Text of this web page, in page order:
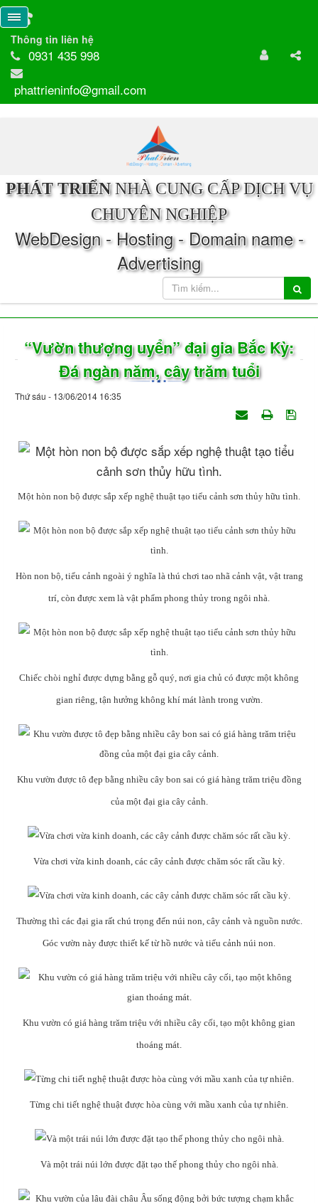
Thông tin liên hệ
0931 435 998
phattrieninfo@gmail.com
PHÁT TRIỂNNHÀ CUNG CẤP DỊCH VỤ
CHUYÊN NGHIỆP
WebDesign - Hosting - Domain name -
Advertising
“Vườn thượng uyển” đại gia Bắc Kỳ:
Đá ngàn năm, cây trăm tuổi
Thứ sáu - 13/06/2014 16:35
Một hòn non bộ được sắp xếp nghệ thuật tạo tiểu cảnh sơn thủy hữu tình.
Hòn non bộ, tiểu cảnh ngoài ý nghĩa là thú chơi tao nhã cảnh vật, vật trang
trí, còn được xem là vật phẩm phong thủy trong ngôi nhà.
Chiếc chòi nghỉ được dựng bằng gỗ quý, nơi gia chủ có được một không
gian riêng, tận hưởng không khí mát lành trong vườn.
Khu vườn được tô đẹp bằng nhiều cây bon sai có giá hàng trăm triệu đồng
của một đại gia cây cảnh.
Vừa chơi vừa kinh doanh, các cây cảnh được chăm sóc rất cầu kỳ.
Thường thì các đại gia rất chú trọng đến núi non, cây cảnh và nguồn nước.
Góc vườn này được thiết kế từ hồ nước và tiểu cảnh núi non.
Khu vườn có giá hàng trăm triệu với nhiều cây cối, tạo một không gian
thoáng mát.
Từng chi tiết nghệ thuật được hòa cùng với mầu xanh của tự nhiên.
Và một trái núi lớn được đặt tạo thế phong thủy cho ngôi nhà.